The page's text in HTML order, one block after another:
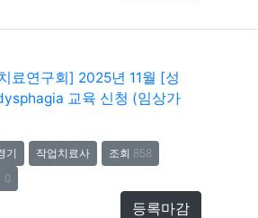
료연구회] 2025년 11월 [성
교육 신청 (임상가
기 작업치료사
조회 858
0
등록마감